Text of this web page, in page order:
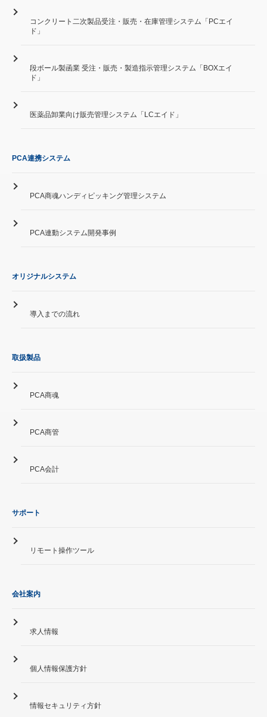
コンクリート二次製品受注・販売・在庫管理システム「PCエイ
ド」
段ボール製函業 受注・販売・製造指示管理システム「BOXエイ
ド」
医薬品卸業向け販売管理システム「LCエイド」
PCA連携システム
PCA商魂ハンディピッキング管理システム
PCA連動システム開発事例
オリジナルシステム
導入までの流れ
取扱製品
PCA商魂
PCA商管
PCA会計
サポート
リモート操作ツール
会社案内
求人情報
個人情報保護方針
情報セキュリティ方針